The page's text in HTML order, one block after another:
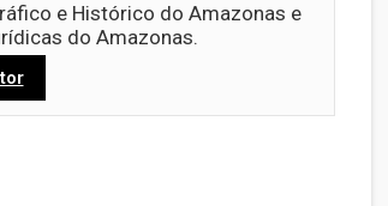
e Histórico do Amazonas e
do Amazonas.